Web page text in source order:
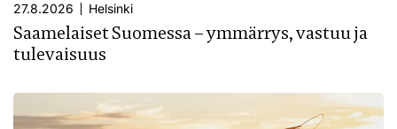
27.8.2026 Helsinki
Saamelaiset Suomessa – ymmärrys, vastuu ja
tulevaisuus